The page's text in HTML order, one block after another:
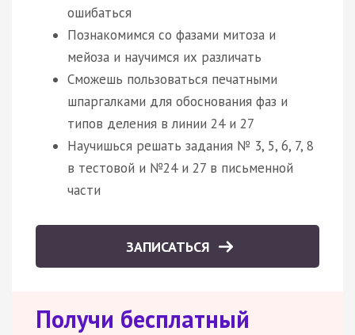
ошибаться
Познакомимся со фазами митоза и
мейоза и научимся их различать
Сможешь пользоваться печатными
шпаргалками для обоснования фаз и
типов деления в линии 24 и 27
Научишься решать задания № 3, 5, 6, 7, 8
в тестовой и №24 и 27 в письменной
части
ЗАПИСАТЬСЯ
Получи бесплатный